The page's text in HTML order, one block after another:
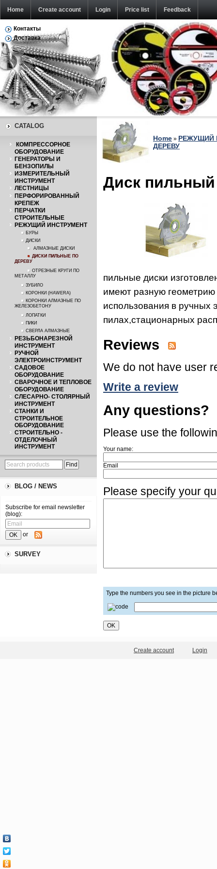
Home Create account Login Price list Feedback
Контакты
Доставка
CATALOG
КОМПРЕССОРНОЕ
ОБОРУДОВАНИЕ
ГЕНЕРАТОРЫ И
БЕНЗОПИЛЫ
ИЗМЕРИТЕЛЬНЫЙ
ИНСТРУМЕНТ
ЛЕСТНИЦЫ
ПЕРФОРИРОВАННЫЙ
КРЕПЕЖ
ПЕРЧАТКИ
СТРОИТЕЛЬНЫЕ
РЕЖУЩИЙ ИНСТРУМЕНТ
БУРЫ
ДИСКИ
АЛМАЗНЫЕ ДИСКИ
ДИСКИ ПИЛЬНЫЕ ПО
ДЕРЕВУ
ОТРЕЗНЫЕ КРУГИ ПО
МЕТАЛЛУ
ЗУБИЛО
КОРОНКИ (HAWERA)
КОРОНКИ АЛМАЗНЫЕ ПО
ЖЕЛЕЗОБЕТОНУ
ЛОПАТКИ
ПИКИ
СВЕРЛА АЛМАЗНЫЕ
РЕЗЬБОНАРЕЗНОЙ
ИНСТРУМЕНТ
РУЧНОЙ
ЭЛЕКТРОИНСТРУМЕНТ
САДОВОЕ
ОБОРУДОВАНИЕ
СВАРОЧНОЕ И ТЕПЛОВОЕ
ОБОРУДОВАНИЕ
СЛЕСАРНО- СТОЛЯРНЫЙ
ИНСТРУМЕНТ
СТАНКИ И
СТРОИТЕЛЬНОЕ
ОБОРУДОВАНИЕ
СТРОИТЕЛЬНО -
ОТДЕЛОЧНЫЙ
ИНСТРУМЕНТ
BLOG / NEWS
Subscribe for email newsletter
(blog):
or
SURVEY
Home » РЕЖУЩИЙ
ДЕРЕВУ
Диск пильный
пильные диски
имеют разную
использования в ручных
пилах,стационарных
Reviews
We do not have user
Write a review
Any questions?
Please use the
Your name:
Email
Please specify your
Type the numbers you see in the picture
Create account Login